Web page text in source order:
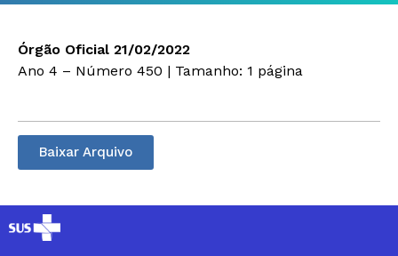
Órgão Oficial 21/02/2022
Ano 4 – Número 450 | Tamanho: 1 página
Baixar Arquivo